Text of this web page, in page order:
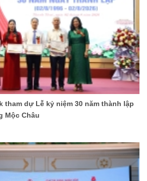
tham dự Lễ kỷ niệm 30 năm thành lập
Mộc Châu